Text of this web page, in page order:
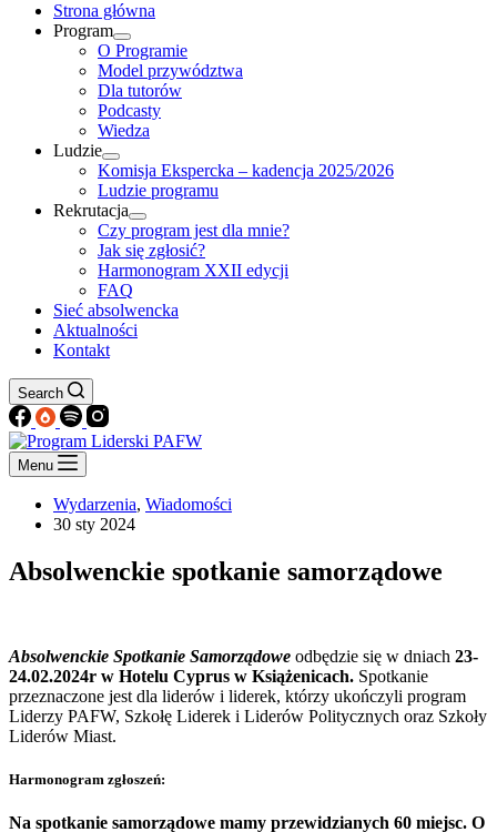
Strona główna
Program
O Programie
Model przywództwa
Dla tutorów
Podcasty
Wiedza
Ludzie
Komisja Ekspercka – kadencja 2025/2026
Ludzie programu
Rekrutacja
Czy program jest dla mnie?
Jak się zgłosić?
Harmonogram XXII edycji
FAQ
Sieć absolwencka
Aktualności
Kontakt
Search
Menu
Wydarzenia, Wiadomości
30 sty 2024
Absolwenckie spotkanie samorządowe
Absolwenckie Spotkanie Samorządowe odbędzie się w dniach 23-
24.02.2024r w Hotelu Cyprus w Książenicach. Spotkanie
przeznaczone jest dla liderów i liderek, którzy ukończyli program
Liderzy PAFW, Szkołę Liderek i Liderów Politycznych oraz Szkoły
Liderów Miast.
Harmonogram zgłoszeń:
Na spotkanie samorządowe mamy przewidzianych 60 miejsc. O